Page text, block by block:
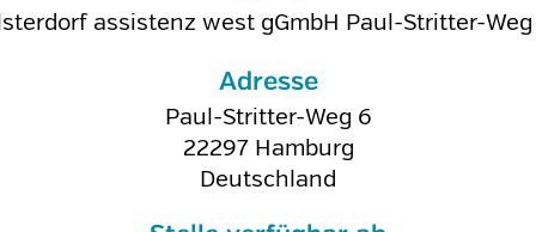
assistenz west gGmbH Paul-Stritter-
Adresse
Paul-Stritter-Weg 6
22297 Hamburg
Deutschland